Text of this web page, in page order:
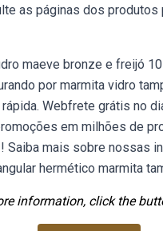
as páginas dos
maeve bronze e freijó
por marmita vidro
Webfrete grátis no
em milhões de
Saiba mais sobre nossas
hermético marmita
information, click the